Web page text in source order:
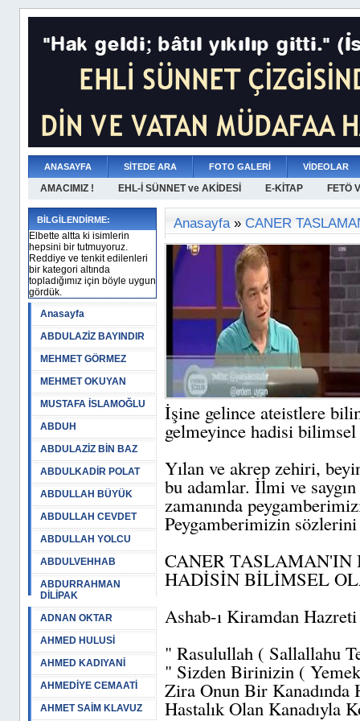
ANASAYFA SİTEDE ARA FOTO GALERİ VİDEOLAR
AMACIMIZ ! EHL-İ SÜNNET ve AKİDESİ E-KİTAP FETÖ
BİLGİLENDİRME:
Elbette altta ki isimlerin
hepsini bir tutmuyoruz.
Reddiye ve tenkit edilenleri
bir kategori altında
topladığımız için böyle uygun
gördük.
Anasayfa
ABDULAZİZ BAYINDIR
MEHMET GÖRMEZ
MEHMET OKUYAN
MUSTAFA İSLAMOĞLU
ABDUH
ABDULAZİZ BİN BAZ
ABDULKADİR POLAT
ABDULLAH BÜYÜK
ABDULLAH CEVDET
ABDULLAH YOLCU
ABDULVEHHAB
ABDURRAHMAN
DİLİPAK
ADNAN OKTAR
AHMED HULUSİ
AHMED KADIYANİ
AHMEDİYE CEMAATİ
AHMET SAİM KLAVUZ
Anasayfa» CANER
İşine gelince ateistlere
gelmeyince hadisi
Yılan ve akrep zehiri,
bu adamlar. İlmi ve
zamanında
Peygamberimizin
CANER
HADİSİN BİLİMSEL
Ashab-ı Kiramdan
" Rasulullah ( Sallallahu
" Sizden Birinizin (
Zira Onun Bir Kanadında
Hastalık Olan Kanadıyla